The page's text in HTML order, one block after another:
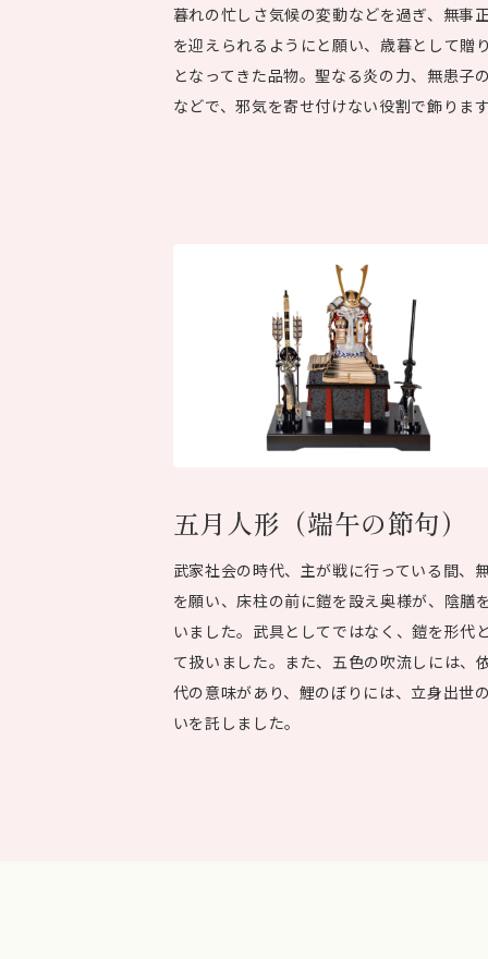
暮れの忙しさ気候の変動などを過ぎ、無事
を迎えられるようにと願い、歳暮として贈
となってきた品物。聖なる炎の力、無患子
などで、邪気を寄せ付けない役割で飾りま
五月人形（端午の節句）
武家社会の時代、主が戦に行っている間、
を願い、床柱の前に鎧を設え奥様が、陰膳
いました。武具としてではなく、鎧を形代
て扱いました。また、五色の吹流しには、
代の意味があり、鯉のぼりには、立身出世
いを託しました。